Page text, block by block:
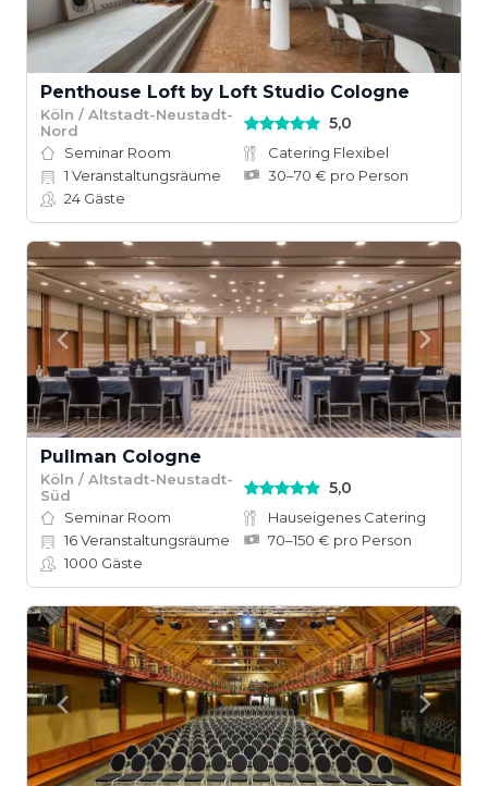
Penthouse Loft by Loft Studio Cologne
Köln / Altstadt-Neustadt-
Nord
5,0
Seminar Room
Catering Flexibel
1 Veranstaltungsräume
30–70 € pro Person
24 Gäste
Pullman Cologne
Köln / Altstadt-Neustadt-
Süd
5,0
Seminar Room
Hauseigenes Catering
16Veranstaltungsräume
70–150 € pro Person
1000 Gäste